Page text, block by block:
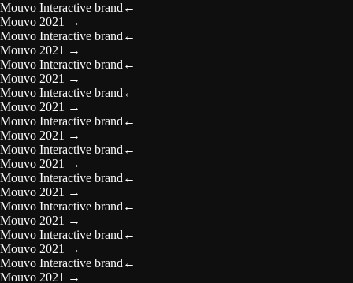
Mouvo Interactive brand ←
Mouvo 2021 →
Mouvo Interactive brand ←
Mouvo 2021 →
Mouvo Interactive brand ←
Mouvo 2021 →
Mouvo Interactive brand ←
Mouvo 2021 →
Mouvo Interactive brand ←
Mouvo 2021 →
Mouvo Interactive brand ←
Mouvo 2021 →
Mouvo Interactive brand ←
Mouvo 2021 →
Mouvo Interactive brand ←
Mouvo 2021 →
Mouvo Interactive brand ←
Mouvo 2021 →
Mouvo Interactive brand ←
Mouvo 2021 →